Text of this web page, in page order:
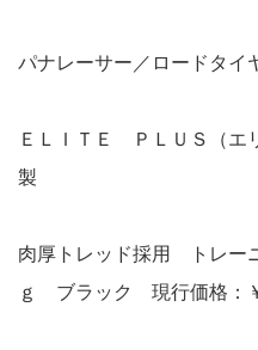
パナレーサー／ロードタイ
ＥＬＩＴＥ ＰＬＵＳ（エ
製
肉厚トレッド採用 トレ
ｇ ブラック 現行価格：